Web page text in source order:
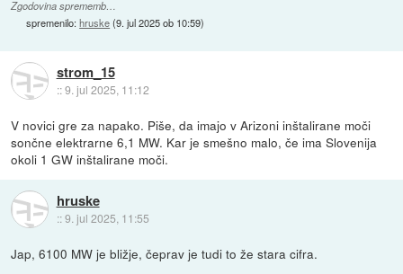
Zgodovina sprememb…
spremenilo:hruske(9. jul 2025 ob 10:59)
strom_15
::9. jul 2025, 11:12
V novici gre za napako. Piše, da imajo v Arizoni inštalirane moči
sončne elektrarne 6,1 MW. Kar je smešno malo, če ima Slovenija
okoli 1 GW inštalirane moči.
hruske
::9. jul 2025, 11:55
Jap, 6100 MW je bližje, čeprav je tudi to že stara cifra.